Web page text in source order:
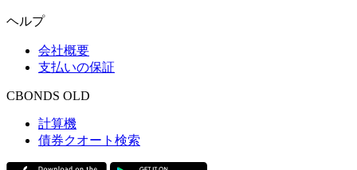
ヘルプ
会社概要
支払いの保証
CBONDS OLD
計算機
債券クオート検索